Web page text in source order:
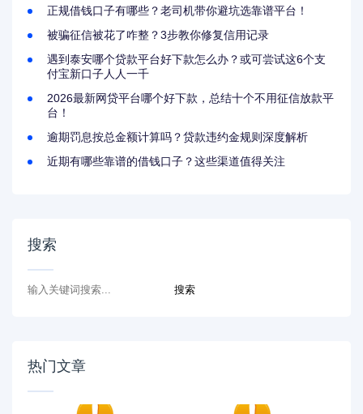
正规借钱口子有哪些？老司机带你避坑选靠谱平台！
被骗征信被花了咋整？3步教你修复信用记录
遇到泰安哪个贷款平台好下款怎么办？或可尝试这6个支
付宝新口子人人一千
2026最新网贷平台哪个好下款，总结十个不用征信放款平
台！
逾期罚息按总金额计算吗？贷款违约金规则深度解析
近期有哪些靠谱的借钱口子？这些渠道值得关注
搜索
热门文章